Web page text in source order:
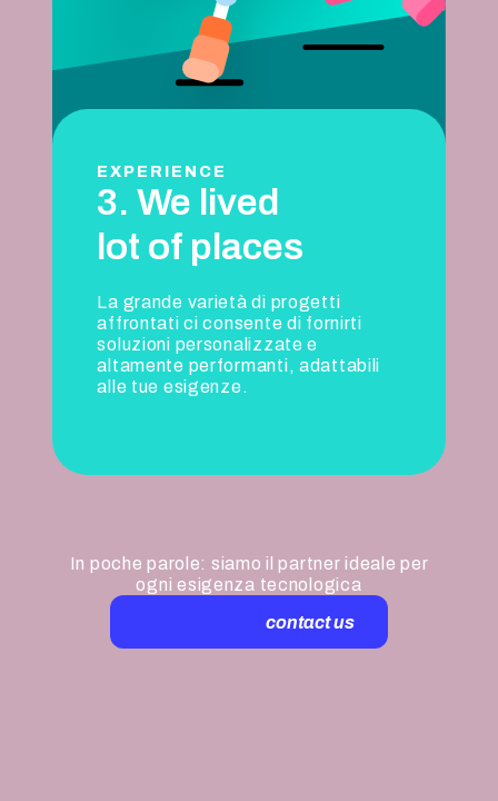
EXPERIENCE
3. We lived
lot of places
La grande varietà di progetti
affrontati ci consente di fornirti
soluzioni personalizzate e
altamente performanti, adattabili
alle tue esigenze.
In poche parole: siamo il partner ideale per
ogni esigenza tecnologica
contact us